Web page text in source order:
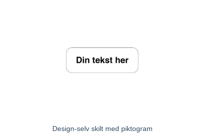
Design-selv skilt med piktogram